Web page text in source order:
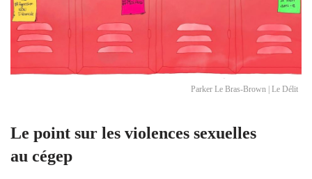
Parker Le Bras-Brown | Le Délit
Le point sur les violences sexuelles
au cégep